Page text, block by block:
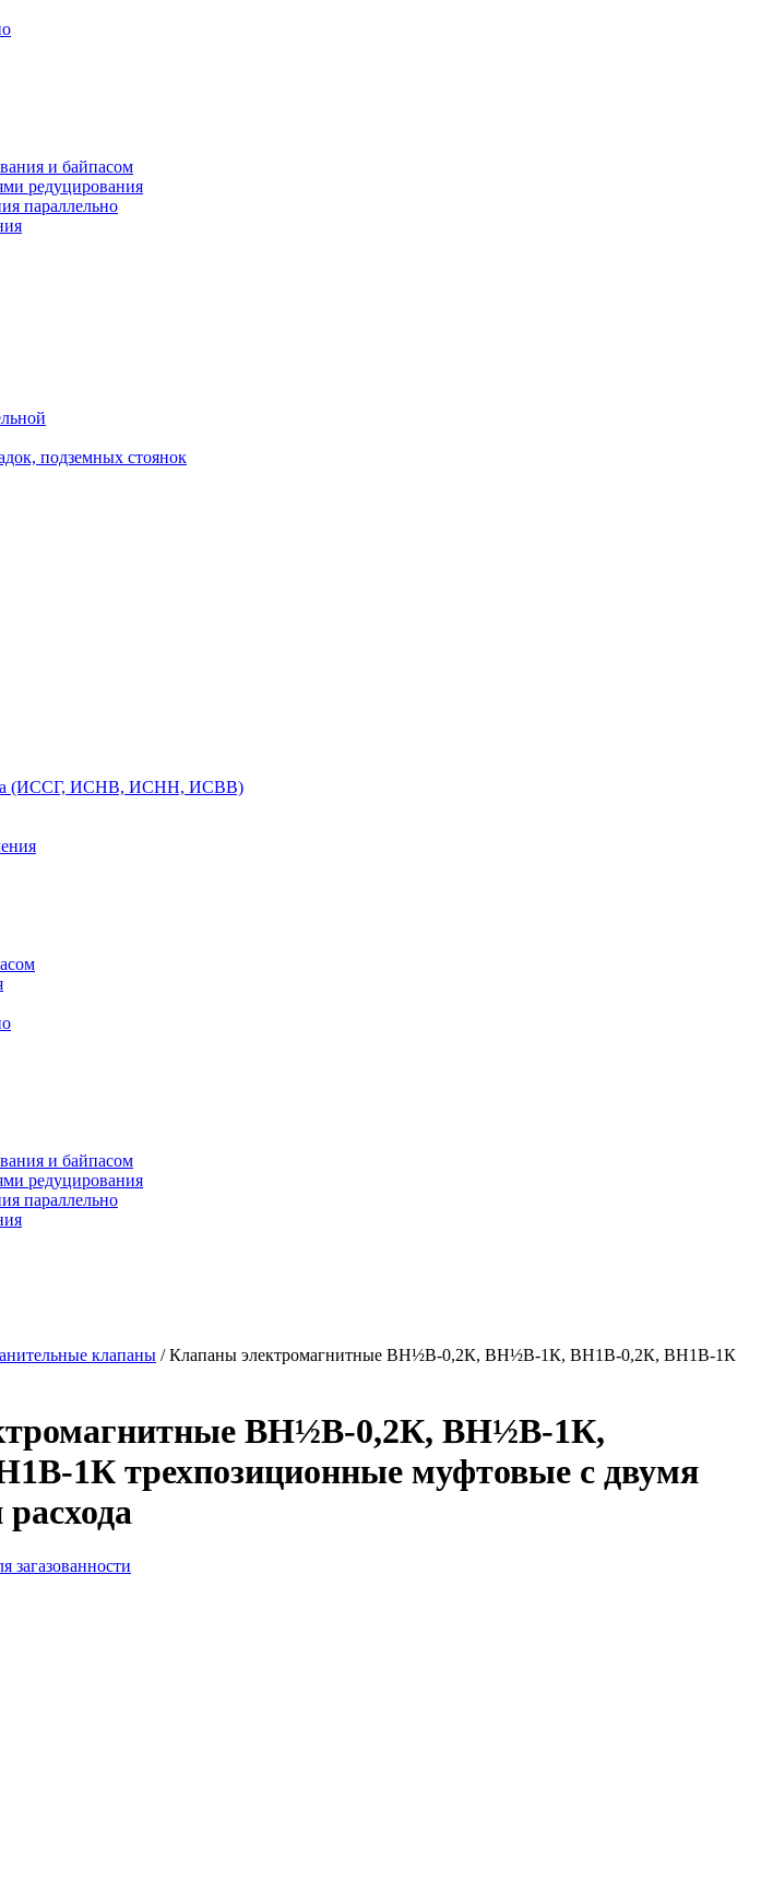
и байпасом
редуцирования
параллельно
подземных стоянок
(ИССГ, ИСНВ, ИСНН, ИСВВ)
и байпасом
редуцирования
параллельно
клапаны / Клапаны электромагнитные ВН½В-0,2К, ВН½В-1К, ВН1В-0,2К, ВН1В-1К
ВН½В-0,2К, ВН½В-1К,
1К трехпозиционные муфтовые с двумя
загазованности